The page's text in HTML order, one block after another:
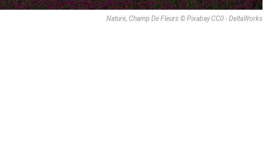
Nature, Champ De Fleurs © Pixabay CC0 - DeltaWorks